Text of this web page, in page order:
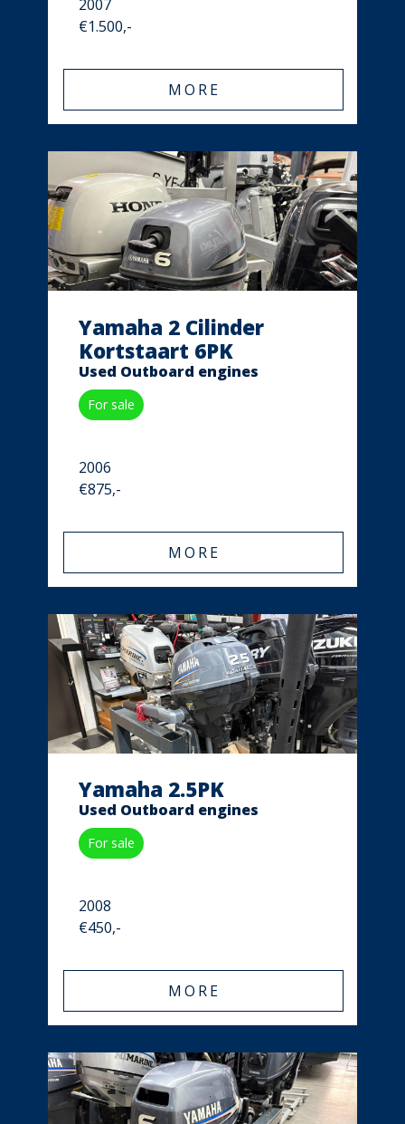
2007
€1.500,-
MORE
Yamaha 2 Cilinder
Kortstaart 6PK
Used Outboard engines
For sale
2006
€875,-
MORE
Yamaha 2.5PK
Used Outboard engines
For sale
2008
€450,-
MORE